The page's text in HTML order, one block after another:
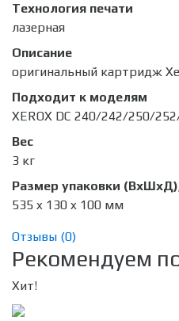
Технология печати
лазерная
Описание
оригинальный картридж
Подходит к моделям
XEROX DC 240/242/250/
Вес
3 кг
Размер упаковки
535 x 130 x 100 мм
Отзывы (0)
Рекомендуем
Хит!